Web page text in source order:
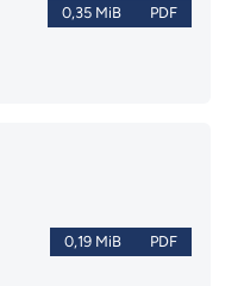
0,35 MiB PDF
0,19 MiB PDF